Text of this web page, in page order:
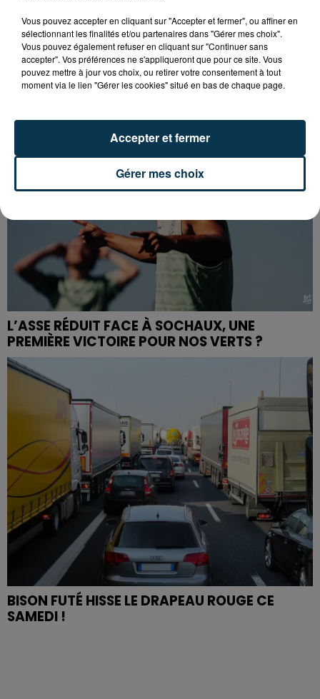
CYANOBACTÉRIES : LE PRÉFÊT PREND UN
ARRÊTÉ POUR LES ACTIVITÉS DE...
L’ASSE RÉDUIT FACE À SOCHAUX, UNE
PREMIÈRE VICTOIRE POUR NOS VERTS ?
BISON FUTÉ HISSE LE DRAPEAU ROUGE CE
SAMEDI !
Vous pouvez accepter en cliquant sur "Accepter et fermer", ou affiner en
sélectionnant les finalités et/ou partenaires dans "Gérer mes choix".
Vous pouvez également refuser en cliquant sur "Continuer sans
accepter". Vos préférences ne s'appliqueront que pour ce site. Vous
pouvez mettre à jour vos choix, ou retirer votre consentement à tout
moment via le lien "Gérer les cookies" situé en bas de chaque page.
Gérer mes choix
Accepter et fermer